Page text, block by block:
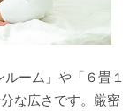
ーム」や「６畳１
な広さです。厳密